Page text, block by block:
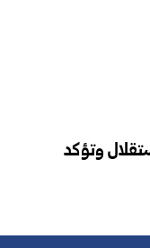
وتؤكد